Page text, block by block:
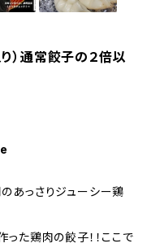
）通常餃子の２倍以
あっさりジューシー鶏
った鶏肉の餃子！！ここで